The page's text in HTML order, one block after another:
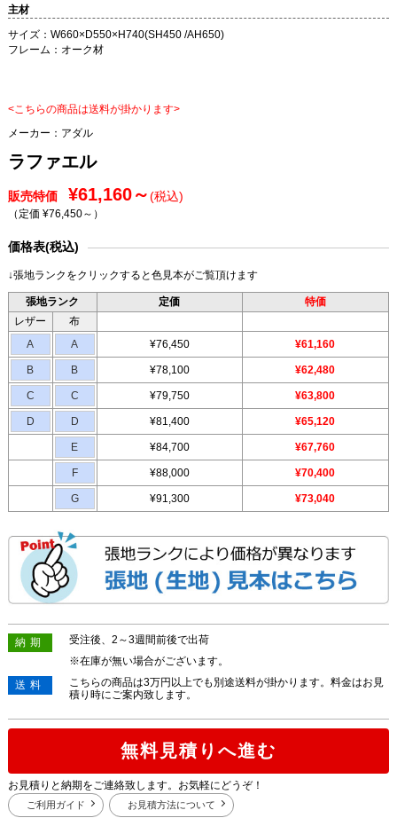
主材
サイズ：W660×D550×H740(SH450 /AH650)
フレーム：オーク材
<こちらの商品は送料が掛かります>
メーカー： アダル
ラファエル
販売特価 ¥61,160～(税込)
（定価 ¥76,450～ ）
価格表(税込)
↓張地ランクをクリックすると色見本がご覧頂けます
張地ランク 定価
特価
レザー
布
A
A ¥76,450 ¥61,160
B B ¥78,100 ¥62,480
C C ¥79,750 ¥63,800
D D ¥81,400 ¥65,120
E ¥84,700 ¥67,760
F ¥88,000 ¥70,400
G ¥91,300 ¥73,040
納期
受注後、2～3週間前後で出荷
※在庫が無い場合がございます。
送料
こちらの商品は3万円以上でも別途送料が掛かります。料金はお見
積り時にご案内致します。
無料見積りへ進む
お見積りと納期をご連絡致します。お気軽にどうぞ！
ご利用ガイド お見積方法について